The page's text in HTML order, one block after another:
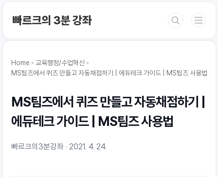
본문 바로가기
빠르크의 3분 강좌
Home
교육행정/수업혁신
MS팀즈에서 퀴즈 만들고 자동채점하기 | 에듀테크 가이드 | MS팀즈 사용법
MS팀즈에서 퀴즈 만들고 자동채점하기 |
에듀테크 가이드 | MS팀즈 사용법
빠르크의3분강좌 2021. 4. 24.